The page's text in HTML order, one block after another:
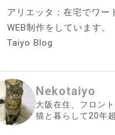
アリエッタ：在宅でワー
WEB制作をしています。
Taiyo Blog
Nekotaiyo
大阪在住、フロン
猫と暮らして20年